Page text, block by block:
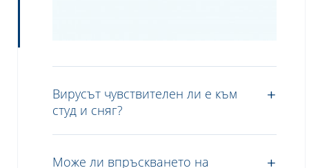
Вирусът чувствителен ли е към
студ и сняг?
Може ли впръскването на